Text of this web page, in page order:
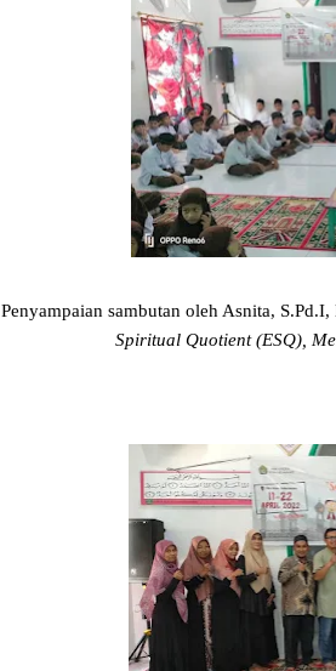
Penyampaian sambutan oleh Asnita,
Spiritual Quotient (ESQ),